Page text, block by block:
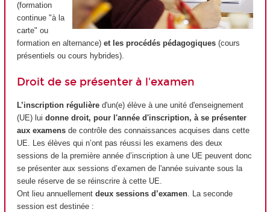
(formation
continue "à la
carte" ou
formation en alternance) et les procédés pédagogiques (cours
présentiels ou cours hybrides).
Droit de se présenter à l'examen
L’inscription régulière d'un(e) élève à une unité d'enseignement
(UE) lui donne droit, pour l'année d'inscription, à se présenter
aux examens de contrôle des connaissances acquises dans cette
UE. Les élèves qui n’ont pas réussi les examens des deux
sessions de la première année d’inscription à une UE peuvent donc
se présenter aux sessions d’examen de l'année suivante sous la
seule réserve de se réinscrire à cette UE.
Ont lieu annuellement deux sessions d’examen. La seconde
session est destinée :